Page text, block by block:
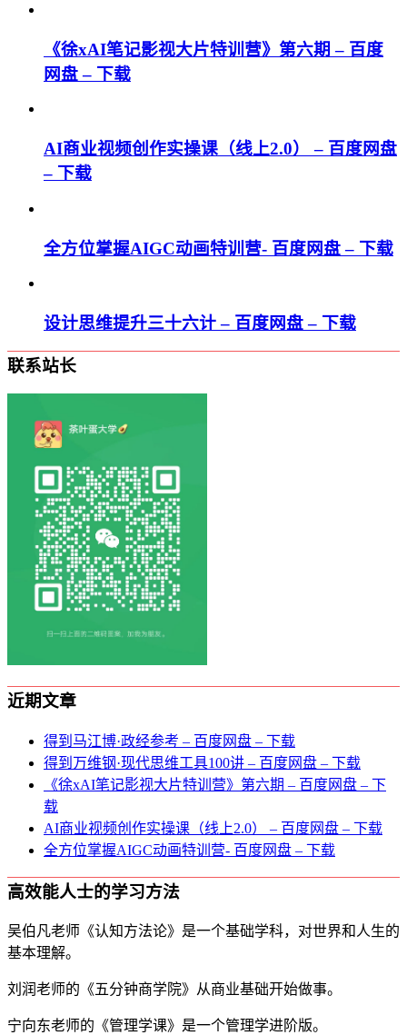
《徐xAI笔记影视大片特训营》第六期 – 百度
网盘 – 下载
AI商业视频创作实操课（线上2.0） – 百度网盘
– 下载
全方位掌握AIGC动画特训营- 百度网盘 – 下载
设计思维提升三十六计 – 百度网盘 – 下载
联系站长
近期文章
得到马江博·政经参考 – 百度网盘 – 下载
得到万维钢·现代思维⼯具100讲 – 百度网盘 – 下载
《徐xAI笔记影视大片特训营》第六期 – 百度网盘 – 下
载
AI商业视频创作实操课（线上2.0） – 百度网盘 – 下载
全方位掌握AIGC动画特训营- 百度网盘 – 下载
高效能人士的学习方法
吴伯凡老师《认知方法论》是一个基础学科，对世界和人生的
基本理解。
刘润老师的《五分钟商学院》从商业基础开始做事。
宁向东老师的《管理学课》是一个管理学进阶版。